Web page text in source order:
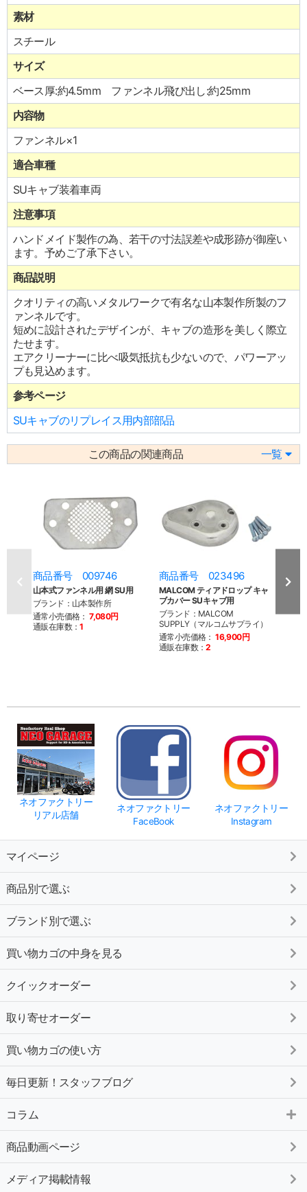
素材
スチール
サイズ
ベース厚:約4.5mm ファンネル飛び出し:約25mm
内容物
ファンネル×1
適合車種
SUキャブ装着車両
注意事項
ハンドメイド製作の為、若干の寸法誤差や成形跡が御座い
ます。予めご了承下さい。
商品説明
クオリティの高いメタルワークで有名な山本製作所製のフ
ァンネルです。
短めに設計されたデザインが、キャブの造形を美しく際立
たせます。
エアクリーナーに比べ吸気抵抗も少ないので、パワーアッ
プも見込めます。
参考ページ
SUキャブのリプレイス用内部部品
この商品の関連商品 一覧
商品番号 009746
山本式ファンネル用 網 SU用
ブランド：山本製作所
通常小売価格： 7,080円
通販在庫数：1
商品番号 023496
MALCOM ティアドロップ キャ
ブカバー SUキャブ用
ブランド：MALCOM
SUPPLY（マルコムサプライ）
通常小売価格： 16,900円
通販在庫数：2
商
ブラ
ネオファクトリー
リアル店舗
ネオファクトリー
FaceBook
ネオファクトリー
Instagram
マイページ
商品別で選ぶ
ブランド別で選ぶ
買い物カゴの中身を見る
クイックオーダー
取り寄せオーダー
買い物カゴの使い方
毎日更新！スタッフブログ
コラム
商品動画ページ
メディア掲載情報